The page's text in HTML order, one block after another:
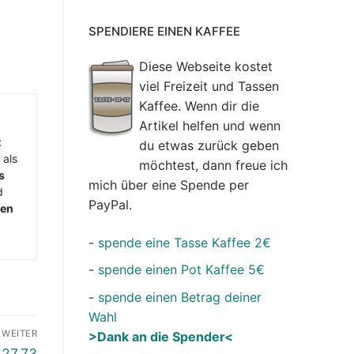
WEITER
SPENDIERE EINEN KAFFEE
Diese Webseite kostet
viel Freizeit und Tassen
Kaffee. Wenn dir die
Artikel helfen und wenn
du etwas zurück geben
möchtest, dann freue ich
mich über eine Spende per
PayPal.
- spende eine Tasse Kaffee 2€
- spende einen Pot Kaffee 5€
- spende einen Betrag deiner
Wahl
>Dank an die Spender<